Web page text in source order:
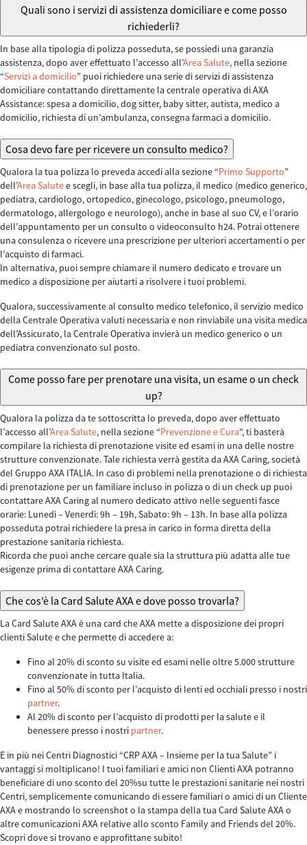
Quali sono i servizi di assistenza domiciliare e come posso
richiederli?
In base alla tipologia di polizza posseduta, se possiedi una garanzia
assistenza, dopo aver effettuato l’accesso all’Area Salute, nella sezione
“Servizi a domicilio” puoi richiedere una serie di servizi di assistenza
domiciliare contattando direttamente la centrale operativa di AXA
Assistance: spesa a domicilio, dog sitter, baby sitter, autista, medico a
domicilio, richiesta di un’ambulanza, consegna farmaci a domicilio.
Cosa devo fare per ricevere un consulto medico?
Qualora la tua polizza lo preveda accedi alla sezione “Primo Supporto”
dell’Area Salutee scegli, in base alla tua polizza, il medico (medico generico,
pediatra, cardiologo, ortopedico, ginecologo, psicologo, pneumologo,
dermatologo, allergologo e neurologo), anche in base al suo CV, e l’orario
dell’appuntamento per un consulto o videoconsulto h24. Potrai ottenere
una consulenza o ricevere una prescrizione per ulteriori accertamenti o per
l’acquisto di farmaci.
In alternativa, puoi sempre chiamare il numero dedicato e trovare un
medico a disposizione per aiutarti a risolvere i tuoi problemi.
Qualora, successivamente al consulto medico telefonico, il servizio medico
della Centrale Operativa valuti necessaria e non rinviabile una visita medica
dell’Assicurato, la Centrale Operativa invierà un medico generico o un
pediatra convenzionato sul posto.
Come posso fare per prenotare una visita, un esame o un check
up?
Qualora la polizza da te sottoscritta lo preveda, dopo aver effettuato
l’accesso all’Area Salute, nella sezione “Prevenzione e Cura", ti basterà
compilare la richiesta di prenotazione visite ed esami in una delle nostre
strutture convenzionate. Tale richiesta verrà gestita da AXA Caring, società
del Gruppo AXA ITALIA. In caso di problemi nella prenotazione o di richiesta
di prenotazione per un familiare incluso in polizza o di un check up puoi
contattare AXA Caring al numero dedicato attivo nelle seguenti fasce
orarie: Lunedì – Venerdì: 9h – 19h, Sabato: 9h – 13h. In base alla polizza
posseduta potrai richiedere la presa in carico in forma diretta della
prestazione sanitaria richiesta.
Ricorda che puoi anche cercare quale sia la struttura più adatta alle tue
esigenze prima di contattare AXA Caring.
Che cos’è la Card Salute AXA e dove posso trovarla?
La Card Salute AXA è una card che AXA mette a disposizione dei propri
clienti Salute e che permette di accedere a:
Fino al 20% di sconto su visite ed esami nelle oltre 5.000 strutture
convenzionate in tutta Italia.
Fino al 50% di sconto per l’acquisto di lenti ed occhiali presso i nostri
partner.
Al 20% di sconto per l’acquisto di prodotti per la salute e il
benessere presso i nostri partner.
E in più nei Centri Diagnostici “CRP AXA – Insieme per la tua Salute” i
vantaggi si moltiplicano! I tuoi familiari e amici non Clienti AXA potranno
beneficiare di uno sconto del 20%su tutte le prestazioni sanitarie nei nostri
Centri, semplicemente comunicando di essere familiari o amici di un Cliente
AXA e mostrando lo screenshot o la stampa della tua Card Salute AXA o
altre comunicazioni AXA relative allo sconto Family and Friends del 20%.
Scopri dove si trovano e approfittane subito!